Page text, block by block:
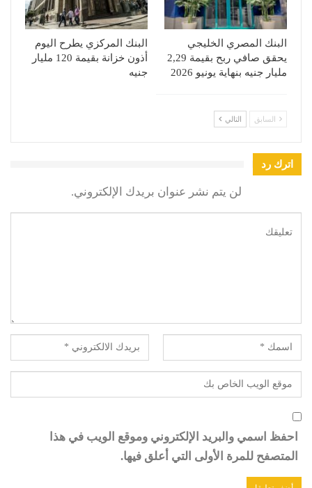
البنك المصري الخليجي
يحقق صافي ربح بقيمة 2,29
مليار جنيه بنهاية يونيو 2026
البنك المركزي يطرح اليوم
أذون خزانة بقيمة 120 مليار
جنيه
السابق التالي
اترك رد
لن يتم نشر عنوان بريدك الإلكتروني.
احفظ اسمي والبريد الإلكتروني وموقع الويب في هذا
المتصفح للمرة الأولى التي أعلق فيها.